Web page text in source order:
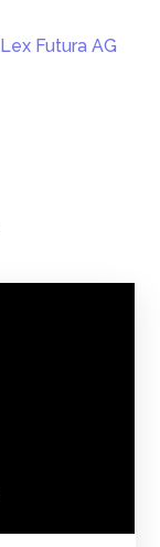
Lex Futura AG